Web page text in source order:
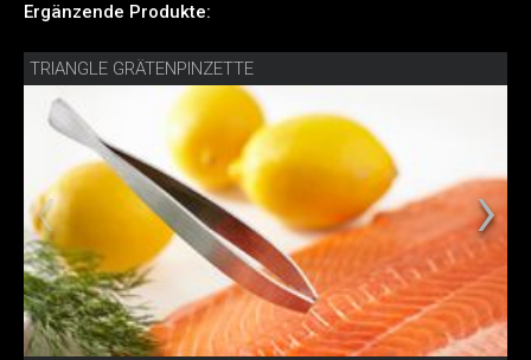
Ergänzende Produkte:
TRIANGLE GRÄTENPINZETTE